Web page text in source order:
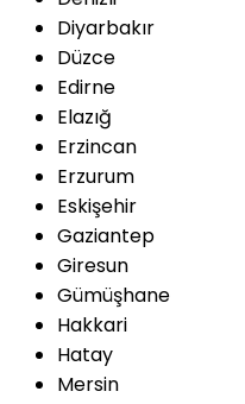
Diyarbakır
Düzce
Edirne
Elazığ
Erzincan
Erzurum
Eskişehir
Gaziantep
Giresun
Gümüşhane
Hakkari
Hatay
Mersin